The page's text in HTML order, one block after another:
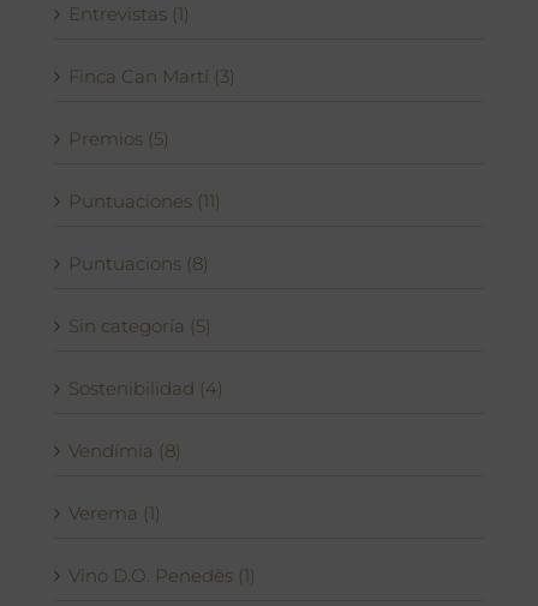
Entrevistas (1)
Finca Can Martí (3)
Premios (5)
Puntuaciones (11)
Puntuacions (8)
Sin categoría (5)
Sostenibilidad (4)
Vendímia (8)
Verema (1)
Vino D.O. Penedès (1)